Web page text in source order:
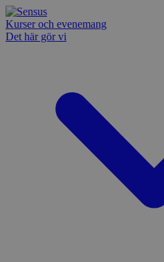
Kurser och evenemang
Det här gör vi